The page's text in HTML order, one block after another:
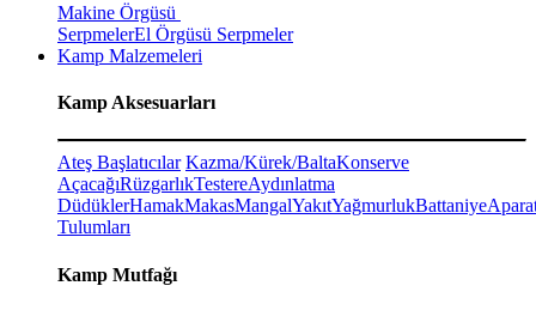
Makine Örgüsü
SerpmelerEl Örgüsü Serpmeler
Kamp Malzemeleri
Kamp Aksesuarları
Ateş Başlatıcılar Kazma/Kürek/BaltaKonserve
AçacağıRüzgarlıkTestereAydınlatma
DüdüklerHamakMakasMangalYakıtYağmurlukBattaniye
Tulumları
Kamp Mutfağı